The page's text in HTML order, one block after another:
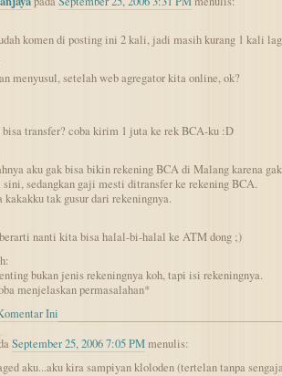
komen di posting ini 2 kali, jadi masih kurang 1 kali
menyusul, setelah web agregator kita online, ok?
bisa transfer? coba kirim 1 juta ke rek BCA-ku :D
aku gak bisa bikin rekening BCA di Malang karena
sedangkan gaji mesti ditransfer ke rekening BCA.
kakakku tak gusur dari rekeningnya.
nanti kita bisa halal-bi-halal ke ATM dong ;)
bukan jenis rekeningnya koh, tapi isi rekeningnya.
menjelaskan permasalahan*
Ini
September 25, 2006 7:05 PMmenulis:
aku...aku kira sampiyan kloloden (tertelan tanpa